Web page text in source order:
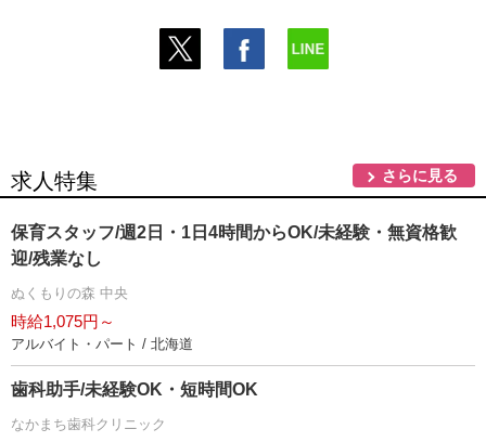
求人特集 さらに見る
保育スタッフ/週2日・1日4時間からOK/未経験・無資格歓
迎/残業なし
ぬくもりの森 中央
時給1,075円～
アルバイト・パート / 北海道
歯科助手/未経験OK・短時間OK
なかまち歯科クリニック